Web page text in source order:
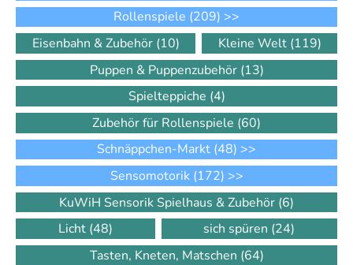
Rollenspiele (209) >>
Eisenbahn & Zubehör (10) Kleine Welt (119)
Puppen & Puppenzubehör (13)
Spielteppiche (4)
Zubehör für Rollenspiele (60)
Schnäppchen-Markt (48) >>
Sensomotorik (172) >>
KuWiH Sensorik Spielhaus & Zubehör (6)
Licht (48) sich spüren (24)
Tasten, Kneten, Matschen (64)